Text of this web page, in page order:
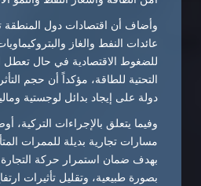
وأضاف أن اقتصادات دول المنطقة
عائدات النفط والغاز
للضغوط الاقتصادية في حال تعطل
التحتية للطاقة، مؤكداً أن حجم
دولة على إيجاد بدائل لوجستية
وفيما يتعلق بالإجراءات التركية،
مسارات تجارية بديلة للممرات
بهدف ضمان استمرار حركة
بصورة طبيعية، وتقليل تأثيرات